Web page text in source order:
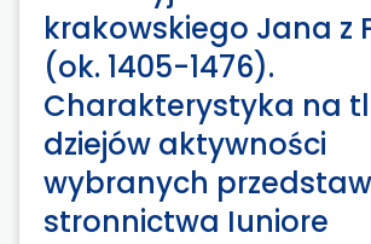
krakowskiego Jana z
(ok. 1405-1476).
Charakterystyka na
dziejów aktywności
wybranych
stronnictwa Iuniore